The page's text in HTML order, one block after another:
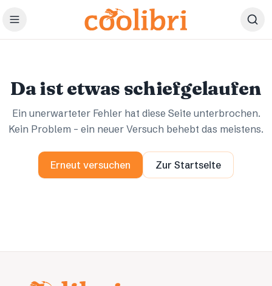
Zum Hauptinhalt springen
Da ist etwas schiefgelaufen
Ein unerwarteter Fehler hat diese Seite unterbrochen.
Kein Problem – ein neuer Versuch behebt das meistens.
Erneut versuchen Zur Startseite